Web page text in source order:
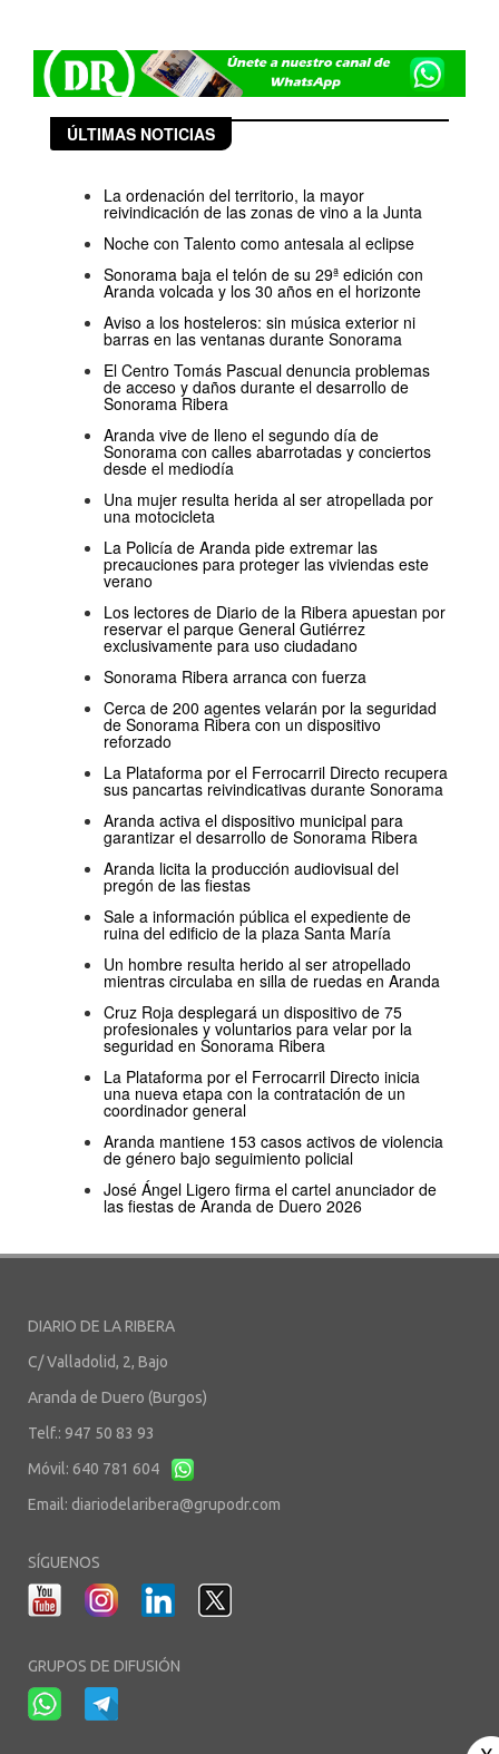
ÚLTIMAS NOTICIAS
La ordenación del territorio, la mayor
reivindicación de las zonas de vino a la Junta
Noche con Talento como antesala al eclipse
Sonorama baja el telón de su 29ª edición con
Aranda volcada y los 30 años en el horizonte
Aviso a los hosteleros: sin música exterior ni
barras en las ventanas durante Sonorama
El Centro Tomás Pascual denuncia problemas
de acceso y daños durante el desarrollo de
Sonorama Ribera
Aranda vive de lleno el segundo día de
Sonorama con calles abarrotadas y conciertos
desde el mediodía
Una mujer resulta herida al ser atropellada por
una motocicleta
La Policía de Aranda pide extremar las
precauciones para proteger las viviendas este
verano
Los lectores de Diario de la Ribera apuestan por
reservar el parque General Gutiérrez
exclusivamente para uso ciudadano
Sonorama Ribera arranca con fuerza
Cerca de 200 agentes velarán por la seguridad
de Sonorama Ribera con un dispositivo
reforzado
La Plataforma por el Ferrocarril Directo recupera
sus pancartas reivindicativas durante Sonorama
Aranda activa el dispositivo municipal para
garantizar el desarrollo de Sonorama Ribera
Aranda licita la producción audiovisual del
pregón de las fiestas
Sale a información pública el expediente de
ruina del edificio de la plaza Santa María
Un hombre resulta herido al ser atropellado
mientras circulaba en silla de ruedas en Aranda
Cruz Roja desplegará un dispositivo de 75
profesionales y voluntarios para velar por la
seguridad en Sonorama Ribera
La Plataforma por el Ferrocarril Directo inicia
una nueva etapa con la contratación de un
coordinador general
Aranda mantiene 153 casos activos de violencia
de género bajo seguimiento policial
José Ángel Ligero firma el cartel anunciador de
las fiestas de Aranda de Duero 2026
DIARIO DE LA RIBERA
C/ Valladolid, 2, Bajo
Aranda de Duero (Burgos)
Telf.: 947 50 83 93
Móvil: 640 781 604
Email: diariodelaribera@grupodr.com
SÍGUENOS
GRUPOS DE DIFUSIÓN